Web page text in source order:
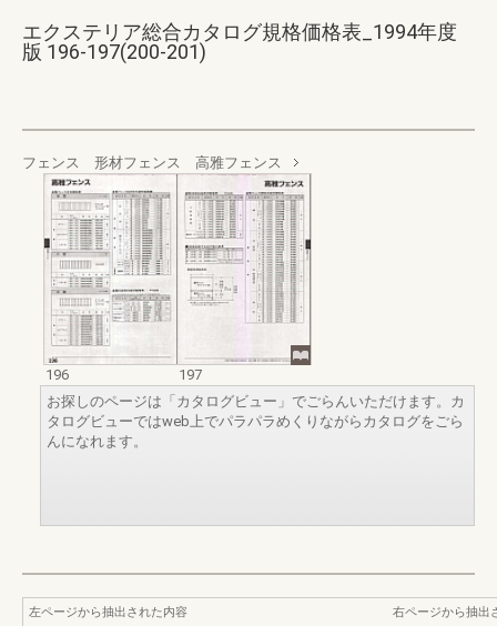
エクステリア総合カタログ規格価格表_1994年度
版 196-197(200-201)
フェンス 形材フェンス 高雅フェンス
196
197
お探しのページは「カタログビュー」でごらんいただけます。カ
タログビューではweb上でパラパラめくりながらカタログをごら
んになれます。
左ページから抽出された内容
右ページから抽出